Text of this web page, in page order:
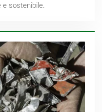
e sostenibile.